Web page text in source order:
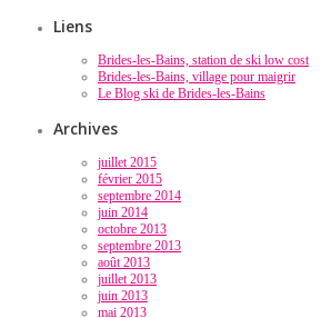
Liens
Brides-les-Bains, station de ski low cost
Brides-les-Bains, village pour maigrir
Le Blog ski de Brides-les-Bains
Archives
juillet 2015
février 2015
septembre 2014
juin 2014
octobre 2013
septembre 2013
août 2013
juillet 2013
juin 2013
mai 2013